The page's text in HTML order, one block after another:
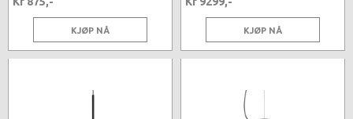
KJØP NÅ KJØP NÅ